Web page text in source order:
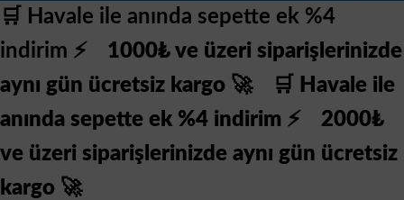
🛒 Havale ile anında sepette ek %4
indirim ⚡
1000₺ ve üzeri siparişlerinizde
aynı gün ücretsiz kargo 🚀
🛒 Havale ile
anında sepette ek %4 indirim ⚡
2000₺
ve üzeri siparişlerinizde aynı gün ücretsiz
kargo 🚀